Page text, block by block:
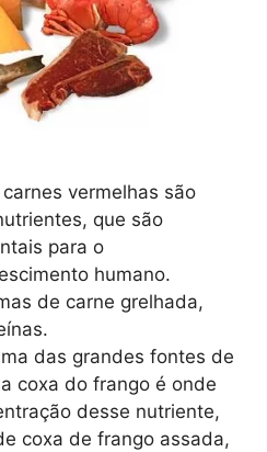
vermelhas são
que são
para o
humano.
de carne grelhada,
das grandes fontes de
coxa do frango é onde
desse nutriente,
coxa de frango assada,